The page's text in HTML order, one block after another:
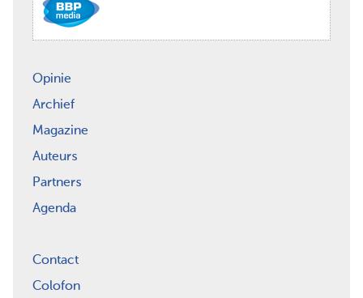
Opinie
Archief
Magazine
Auteurs
Partners
Agenda
Contact
Colofon